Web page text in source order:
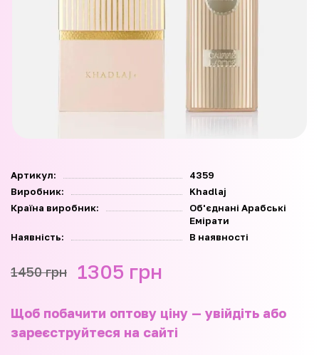
Артикул:
4359
Виробник:
Khadlaj
Країна виробник:
Об'єднані Арабські
Емірати
Наявність:
В наявності
1450 грн 1305 грн
Щоб побачити оптову ціну — увійдіть або
зареєструйтеся на сайті